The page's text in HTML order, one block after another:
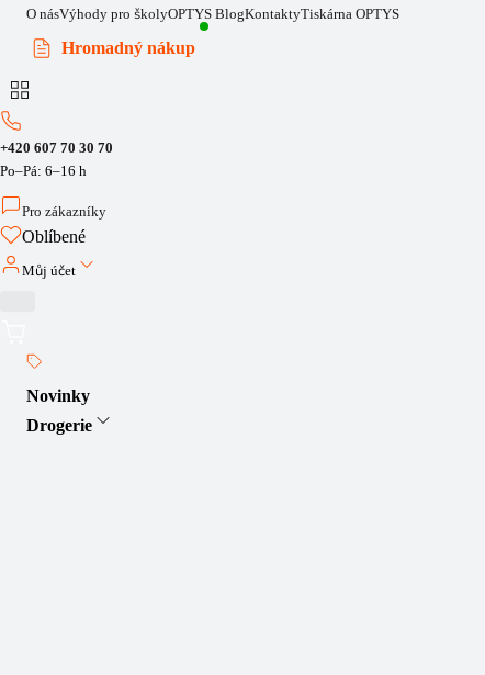
O násVýhody pro školyOPTYS BlogKontaktyTiskárna OPTYS
Hromadný nákup
+420 607 70 30 70
Po–Pá: 6–16 h
Pro zákazníky
Oblíbené
Můj účet
Novinky
Drogerie